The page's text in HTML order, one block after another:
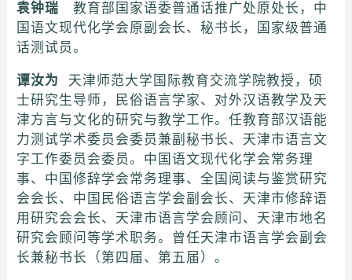
袁钟瑞 教育部国家语委普通话推广处原处长，中
国语文现代化学会原副会长、秘书长，国家级普通
话测试员。
谭汝为
天津师范大学国际教育交流学院教授，硕
士研究生导师，民俗语言学家、对外汉语教学及天
津方言与文化的研究与教学工作。任教育部汉语能
力测试学术委员会委员兼副秘书长、天津市语言文
字工作委员会委员。中国语文现代化学会常务理
事、中国修辞学会常务理事、全国阅读与鉴赏研究
会会长、中国民俗语言学会副会长、天津市修辞语
用研究会会长、天津市语言学会顾问、天津市地名
研究会顾问等学术职务。曾任天津市语言学会副会
长兼秘书长（第四届、第五届）。